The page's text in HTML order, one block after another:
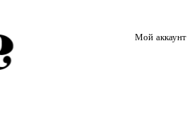
Мой аккаунт